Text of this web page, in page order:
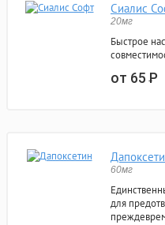
Сиалис
20мг
Быстрое
от 65Р
60мг
для